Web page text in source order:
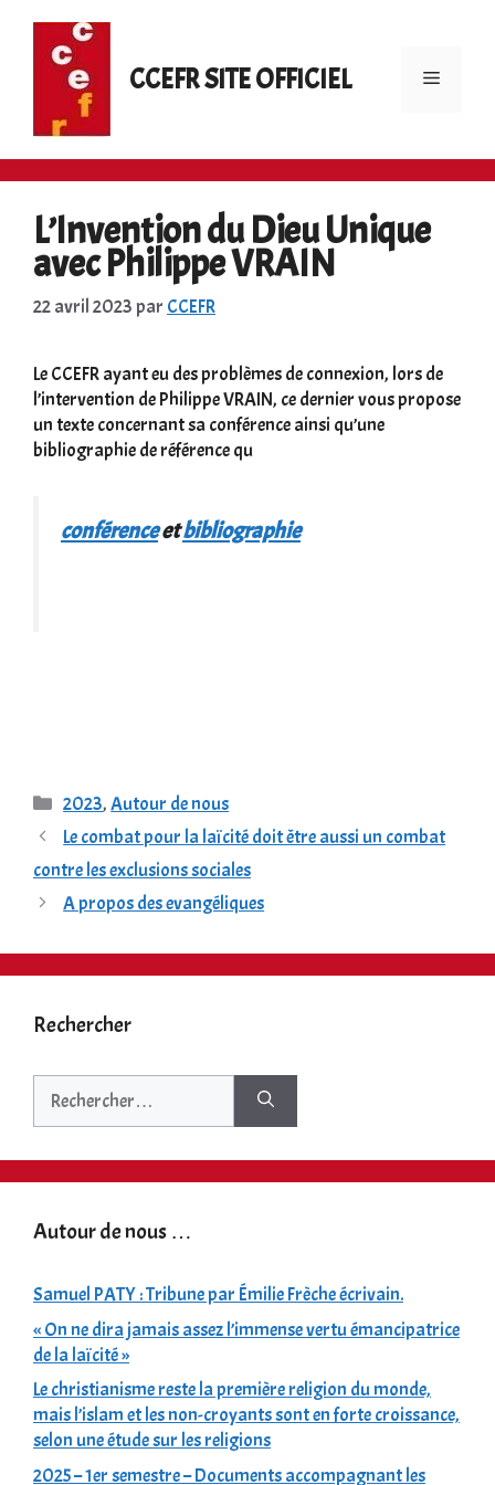
contenu
CCEFR SITE OFFICIEL Menu
L’Invention du Dieu Unique
avec Philippe VRAIN
22 avril 2023par CCEFR
Le CCEFR ayant eu des problèmes de connexion, lors de
l’intervention de Philippe VRAIN, ce dernier vous propose
un texte concernant sa conférence ainsi qu’une
bibliographie de référence qu
conférenceetbibliographie
Catégories
2023,Autour de nous
Le combat pour la laïcité doit être aussi un combat
contre les exclusions sociales
A propos des evangéliques
Rechercher
Rechercher :
Autour de nous …
Samuel PATY : Tribune par Émilie Frèche écrivain.
« On ne dira jamais assez l’immense vertu émancipatrice
de la laïcité »
Le christianisme reste la première religion du monde,
mais l’islam et les non-croyants sont en forte croissance,
selon une étude sur les religions
2025 – 1er semestre – Documents accompagnant les